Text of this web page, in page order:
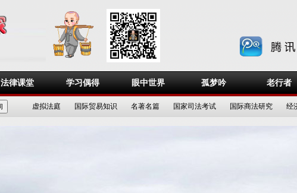
法律课堂 学习偶得 眼中世界 孤梦吟 老行者
虚拟法庭 国际贸易知识 名著名篇 国家司法考试 国际商法研究 经